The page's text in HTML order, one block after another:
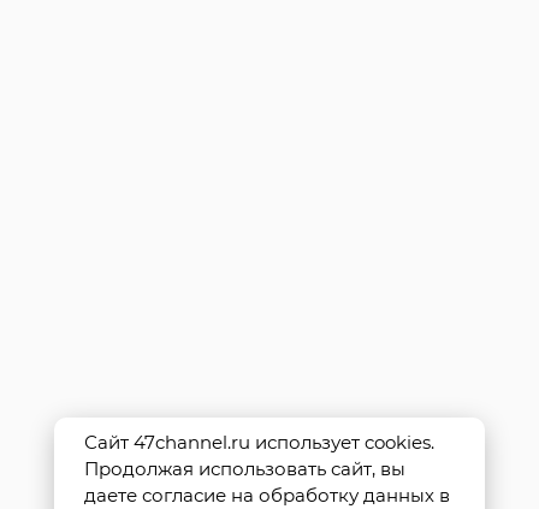
Сайт 47channel.ru использует cookies.
Продолжая использовать сайт, вы
даете согласие на обработку данных в